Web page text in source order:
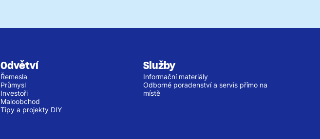
Odvětví
Řemesla
Průmysl
Investoři
Maloobchod
Tipy a projekty DIY
Služby
Informační materiály
Odborné poradenství a servis přímo na
místě